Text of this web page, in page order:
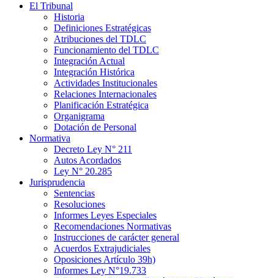
El Tribunal
Historia
Definiciones Estratégicas
Atribuciones del TDLC
Funcionamiento del TDLC
Integración Actual
Integración Histórica
Actividades Institucionales
Relaciones Internacionales
Planificación Estratégica
Organigrama
Dotación de Personal
Normativa
Decreto Ley N° 211
Autos Acordados
Ley N° 20.285
Jurisprudencia
Sentencias
Resoluciones
Informes Leyes Especiales
Recomendaciones Normativas
Instrucciones de carácter general
Acuerdos Extrajudiciales
Oposiciones Artículo 39h)
Informes Ley N°19.733